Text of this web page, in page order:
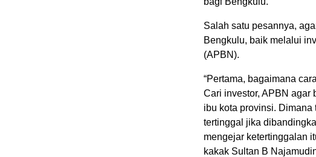
Salah satu pesannya,
Bengkulu, baik melalui
(APBN).
“Pertama, bagaimana
Cari investor, APBN agar
ibu kota provinsi.
tertinggal jika
mengejar ketertinggalan
kakak Sultan B